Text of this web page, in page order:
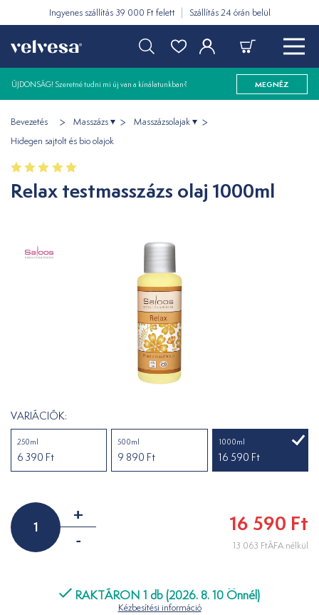
Ingyenes szállítás 39 000 Ft felett Szállítás 24 órán belül
ÚJDONSÁG! Szeretné tudni mi új van a kínálatunkban? MEGNÉZ
Bevezetés Masszázs
Masszázsolajak
Hidegen sajtolt és bio olajok
Relax testmasszázs olaj 1000ml
VARIÁCIÓK:
250ml
6 390 Ft
500ml
9 890 Ft
1000ml
16 590 Ft
+
-
16 590 Ft
13 063 FtÁFA nélkül
RAKTÁRON 1 db (2026. 8. 10 Önnél)
Kézbesítési információ